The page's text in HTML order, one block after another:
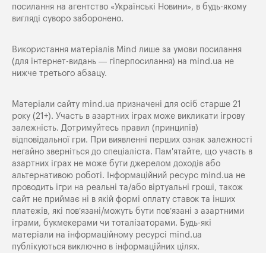
посилання на агентство «Українські Новини», в будь-якому
вигляді суворо заборонено.
Використання матеріалів Mind лише за умови посилання
(для інтернет-видань — гіперпосилання) на mind.ua не
нижче третього абзацу.
Матеріали сайту mind.ua призначені для осіб старше 21
року (21+). Участь в азартних іграх може викликати ігрову
залежність. Дотримуйтесь правил (принципів)
відповідальної гри. При виявленні перших ознак залежності
негайно зверніться до спеціаліста. Пам'ятайте, що участь в
азартних іграх не може бути джерелом доходів або
альтернативою роботі. Інформаційний ресурс mind.ua не
проводить ігри на реальні та/або віртуальні гроші, також
сайт не приймає ні в якій формі оплату ставок та інших
платежів, які пов’язані/можуть бути пов’язані з азартними
іграми, букмекерами чи тоталізаторами. Будь-які
матеріали на інформаційному ресурсі mind.ua
публікуються виключно в інформаційних цілях.